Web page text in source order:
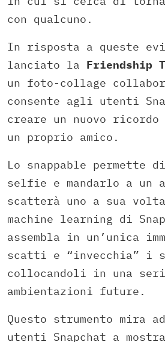
con qualcuno.
In risposta a queste
lanciato la Friendship
un foto-collage
consente agli utenti
creare un nuovo ricordo
un proprio amico.
Lo snappable permette
selfie e mandarlo a un
scatterà uno a sua
machine learning di
assembla in un’unica
scatti e “invecchia” i
collocandoli in una
ambientazioni future.
Questo strumento mira
utenti Snapchat a